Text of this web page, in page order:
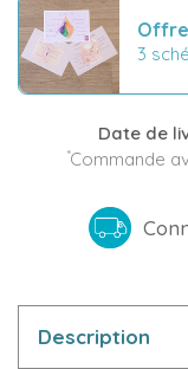
3
Date de
*Commande
Description